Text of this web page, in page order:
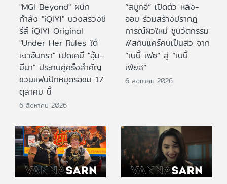
"MGI Beyond" ผนึก
กำลัง "iQIYI" บวงสรวงซี
รีส์ iQIYI Original
"Under Her Rules ใต้
เงาจันทรา" เปิดเคมี "อุ้ม–
มีนา" ประกบคู่ครั้งสำคัญ
ชวนแฟนปักหมุดรอชม 17
ตุลาคม นี้
6 สิงหาคม 2026
“สมูทอี” เปิดตัว หลิง-
ออม ร่วมสร้างปรากฎ
การณ์ผิวใหม่ ชูนวัตกรรม
#สกินแคร์คนเป็นสิว จาก
“เบบี้ เฟซ” สู่ “เบบี้
เฟียส”
6 สิงหาคม 2026